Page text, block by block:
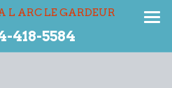
418-5584